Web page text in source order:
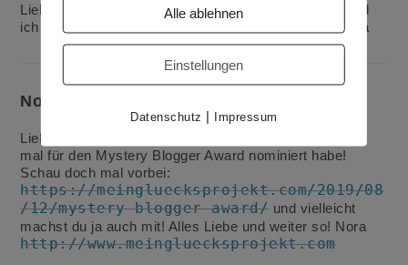
Liebe Birgitt, vielen Dank! Ihr seid hier willkommen und
ich hoffe, es wird euch schmecken. Liebe Grüße, Katja
Nora
Liebe Katja, du hast so tolle Inhalte, dass ich dich glatt
mal für den Mystery Blogger Award nominiert habe!
Schau doch mal vorbei:
https://meingluecksprojekt.com/2019/08
/12/mystery-blogger-award/ und vielleicht
machst du ja auch mit! Alles Liebe und weiter so! Nora
http://www.meingluecksprojekt.com
Alle ablehnen
Einstellungen
Datenschutz | Impressum